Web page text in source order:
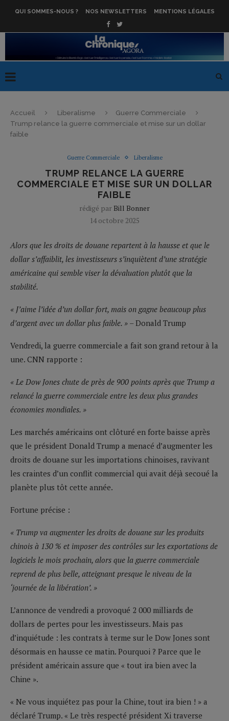
QUI SOMMES-NOUS ? NOS NEWSLETTERS MENTIONS LÉGALES
Accueil Liberalisme
Guerre Commerciale
Trump relance la guerre commerciale et mise sur un dollar
faible
Guerre Commerciale Liberalisme
TRUMP RELANCE LA GUERRE
COMMERCIALE ET MISE SUR UN DOLLAR
FAIBLE
rédigé par Bill Bonner
14 octobre 2025
Alors que les droits de douane repartent à la hausse et que le
dollar s’affaiblit, les investisseurs s’inquiètent d’une stratégie
américaine qui semble viser la dévaluation plutôt que la
stabilité.
« J’aime l’idée d’un dollar fort, mais on gagne beaucoup plus
d’argent avec un dollar plus faible. » –Donald Trump
Vendredi, la guerre commerciale a fait son grand retour à la
une. CNN rapporte :
« Le Dow Jones chute de près de 900 points après que Trump a
relancé la guerre commerciale entre les deux plus grandes
économies mondiales. »
Les marchés américains ont clôturé en forte baisse après
que le président Donald Trump a menacé d’augmenter les
droits de douane sur les importations chinoises, ravivant
les craintes d’un conflit commercial qui avait déjà secoué la
planète plus tôt cette année.
Fortune précise :
« Trump va augmenter les droits de douane sur les produits
chinois à 130 % et imposer des contrôles sur les exportations de
logiciels le mois prochain, alors que la guerre commerciale
reprend de plus belle, atteignant presque le niveau de la
‘journée de la libération’. »
L’annonce de vendredi a provoqué 2 000 milliards de
dollars de pertes pour les investisseurs. Mais pas
d’inquiétude : les contrats à terme sur le Dow Jones sont
désormais en hausse ce matin. Pourquoi ? Parce que le
président américain assure que « tout ira bien avec la
Chine ».
« Ne vous inquiétez pas pour la Chine, tout ira bien ! » a
déclaré Trump. « Le très respecté président Xi traverse